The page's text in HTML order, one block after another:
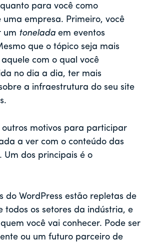
para você como
empresa. Primeiro, você
um tonelada em eventos
que o tópico seja mais
com o qual você
no dia a dia, ter mais
a infraestrutura do seu site
outros motivos para participar
a ver com o conteúdo das
Um dos principais é o
do WordPress estão repletas de
todos os setores da indústria, e
você vai conhecer. Pode ser
ou um futuro parceiro de